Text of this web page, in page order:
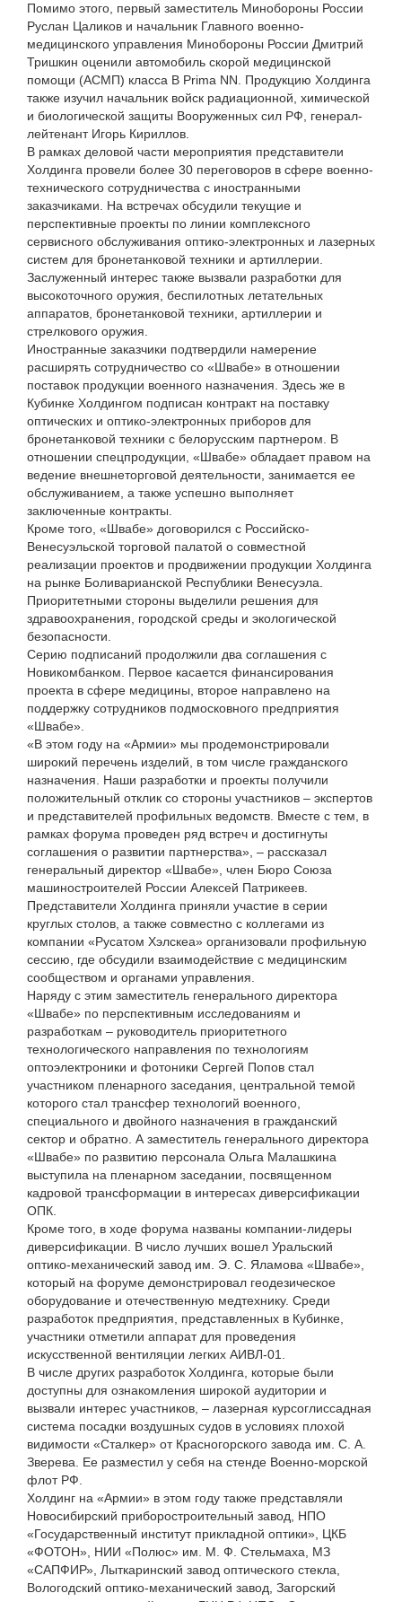
Помимо этого, первый заместитель Минобороны России
Руслан Цаликов и начальник Главного военно-
медицинского управления Минобороны России Дмитрий
Тришкин оценили автомобиль скорой медицинской
помощи (АСМП) класса B Prima NN. Продукцию Холдинга
также изучил начальник войск радиационной, химической
и биологической защиты Вооруженных сил РФ, генерал-
лейтенант Игорь Кириллов.
В рамках деловой части мероприятия представители
Холдинга провели более 30 переговоров в сфере военно-
технического сотрудничества с иностранными
заказчиками. На встречах обсудили текущие и
перспективные проекты по линии комплексного
сервисного обслуживания оптико-электронных и лазерных
систем для бронетанковой техники и артиллерии.
Заслуженный интерес также вызвали разработки для
высокоточного оружия, беспилотных летательных
аппаратов, бронетанковой техники, артиллерии и
стрелкового оружия.
Иностранные заказчики подтвердили намерение
расширять сотрудничество со «Швабе» в отношении
поставок продукции военного назначения. Здесь же в
Кубинке Холдингом подписан контракт на поставку
оптических и оптико-электронных приборов для
бронетанковой техники с белорусским партнером. В
отношении спецпродукции, «Швабе» обладает правом на
ведение внешнеторговой деятельности, занимается ее
обслуживанием, а также успешно выполняет
заключенные контракты.
Кроме того, «Швабе» договорился с Российско-
Венесуэльской торговой палатой о совместной
реализации проектов и продвижении продукции Холдинга
на рынке Боливарианской Республики Венесуэла.
Приоритетными стороны выделили решения для
здравоохранения, городской среды и экологической
безопасности.
Серию подписаний продолжили два соглашения с
Новикомбанком. Первое касается финансирования
проекта в сфере медицины, второе направлено на
поддержку сотрудников подмосковного предприятия
«Швабе».
«В этом году на «Армии» мы продемонстрировали
широкий перечень изделий, в том числе гражданского
назначения. Наши разработки и проекты получили
положительный отклик со стороны участников – экспертов
и представителей профильных ведомств. Вместе с тем, в
рамках форума проведен ряд встреч и достигнуты
соглашения о развитии партнерства», – рассказал
генеральный директор «Швабе», член Бюро Союза
машиностроителей России Алексей Патрикеев.
Представители Холдинга приняли участие в серии
круглых столов, а также совместно с коллегами из
компании «Русатом Хэлскеа» организовали профильную
сессию, где обсудили взаимодействие с медицинским
сообществом и органами управления.
Наряду с этим заместитель генерального директора
«Швабе» по перспективным исследованиям и
разработкам – руководитель приоритетного
технологического направления по технологиям
оптоэлектроники и фотоники Сергей Попов стал
участником пленарного заседания, центральной темой
которого стал трансфер технологий военного,
специального и двойного назначения в гражданский
сектор и обратно. А заместитель генерального директора
«Швабе» по развитию персонала Ольга Малашкина
выступила на пленарном заседании, посвященном
кадровой трансформации в интересах диверсификации
ОПК.
Кроме того, в ходе форума названы компании-лидеры
диверсификации. В число лучших вошел Уральский
оптико-механический завод им. Э. С. Яламова «Швабе»,
который на форуме демонстрировал геодезическое
оборудование и отечественную медтехнику. Среди
разработок предприятия, представленных в Кубинке,
участники отметили аппарат для проведения
искусственной вентиляции легких АИВЛ-01.
В числе других разработок Холдинга, которые были
доступны для ознакомления широкой аудитории и
вызвали интерес участников, – лазерная курсоглиссадная
система посадки воздушных судов в условиях плохой
видимости «Сталкер» от Красногорского завода им. С. А.
Зверева. Ее разместил у себя на стенде Военно-морской
флот РФ.
Холдинг на «Армии» в этом году также представляли
Новосибирский приборостроительный завод, НПО
«Государственный институт прикладной оптики», ЦКБ
«ФОТОН», НИИ «Полюс» им. М. Ф. Стельмаха, МЗ
«САПФИР», Лыткаринский завод оптического стекла,
Вологодский оптико-механический завод, Загорский